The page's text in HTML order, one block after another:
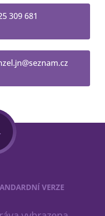
309 681
jn@seznam.cz
VERZE